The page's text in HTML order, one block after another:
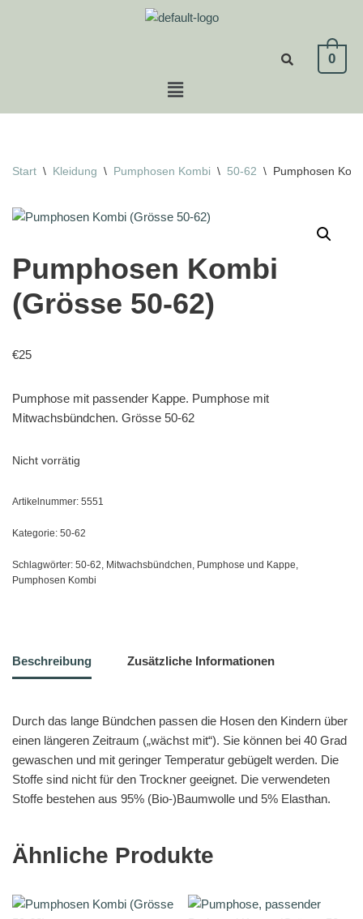
0
Start \ Kleidung \ Pumphosen Kombi \ 50-62 \ Pumphosen
Pumphosen Kombi
(Grösse 50-62)
€25
Pumphose mit passender Kappe. Pumphose mit
Mitwachsbündchen. Grösse 50-62
Nicht vorrätig
Artikelnummer: 5551
Kategorie: 50-62
Schlagwörter: 50-62, Mitwachsbündchen, Pumphose und Kappe,
Pumphosen Kombi
Beschreibung Zusätzliche Informationen
Durch das lange Bündchen passen die Hosen den Kindern über
einen längeren Zeitraum („wächst mit“). Sie können bei 40 Grad
gewaschen und mit geringer Temperatur gebügelt werden. Die
Stoffe sind nicht für den Trockner geeignet. Die verwendeten
Stoffe bestehen aus 95% (Bio-)Baumwolle und 5% Elasthan.
Ähnliche Produkte